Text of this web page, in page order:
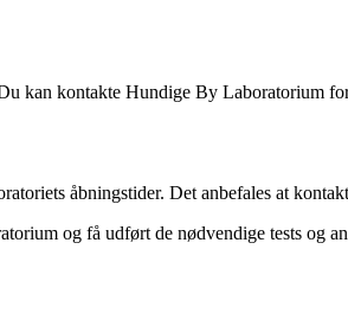
kan kontakte Hundige By Laboratorium
åbningstider. Det anbefales at
og få udført de nødvendige tests og